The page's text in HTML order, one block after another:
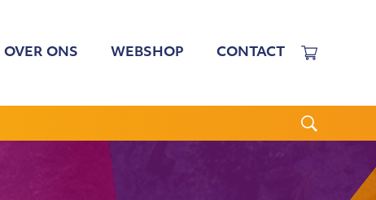
OVER ONS WEBSHOP CONTACT